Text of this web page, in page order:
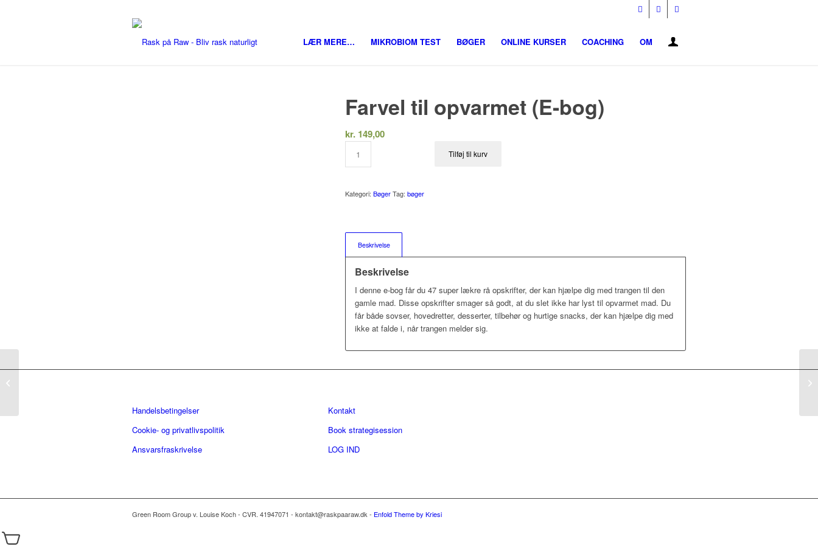
LÆR MERE… MIKROBIOM TEST BØGER ONLINE KURSER COACHING OM
Farvel til opvarmet (E-bog)
kr. 149,00
Tilføj til kurv
Kategori:Bøger Tag:bøger
Beskrivelse
Beskrivelse
I denne e-bog får du 47 super lækre rå opskrifter, der kan hjælpe dig med trangen til den
gamle mad. Disse opskrifter smager så godt, at du slet ikke har lyst til opvarmet mad. Du
får både sovser, hovedretter, desserter, tilbehør og hurtige snacks, der kan hjælpe dig med
ikke at falde i, når trangen melder sig.
Handelsbetingelser
Cookie- og privatlivspolitik
Ansvarsfraskrivelse
Kontakt
Book strategisession
LOG IND
Green Room Group v. Louise Koch - CVR. 41947071 - kontakt@raskpaaraw.dk - Enfold Theme by Kriesi